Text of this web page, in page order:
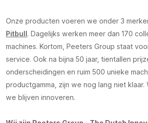
Onze producten voeren we onder 3
Pitbull. Dagelijks werken meer dan 170
machines. Kortom, Peeters Group staat
service. Ook na bijna 50 jaar, tientallen
onderscheidingen en ruim 500 unieke
productgamma, zijn we nog lang niet klaar.
we blijven innoveren.